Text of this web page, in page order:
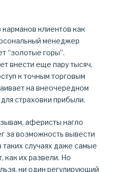
клиентов как
менеджер
“золотые горы”.
внести еще пару тысяч,
к точным торговым
на внеочередном
страховки прибыли.
аферисты нагло
за возможность вывести
случаях даже самые
как их развели. Но
ни один регулирующий